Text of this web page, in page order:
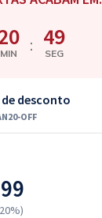
MIN : 48
SEG
de desconto
OFF